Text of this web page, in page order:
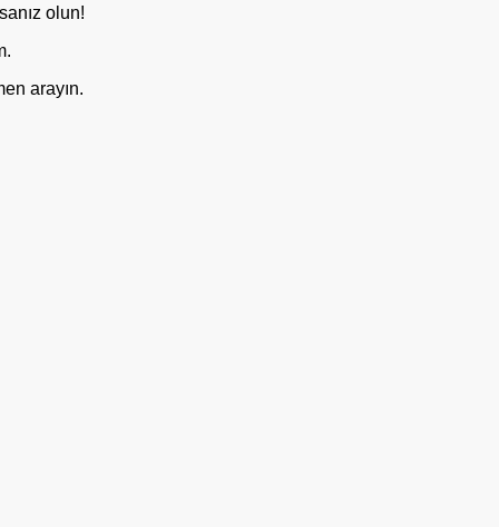
olun!
arayın.